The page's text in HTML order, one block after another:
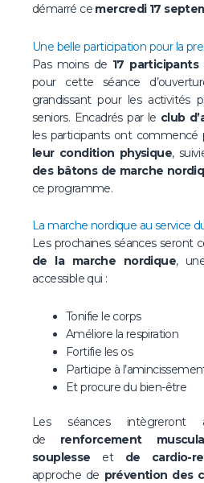
démarré ce mercredi 17
Une belle participation pour la
Pas moins de 17 participants
pour cette séance
grandissant pour les activités
seniors. Encadrés par le club
les participants ont commencé
leur condition physique,
des bâtons de marche
ce programme.
La marche nordique au service
Les prochaines séances seront
de la marche nordique,
accessible qui :
Tonifie le corps
Améliore la respiration
Fortifie les os
Participe à
Et procure du bien-être
Les séances intègreront
de renforcement
souplesse et de cardio-
approche de prévention des